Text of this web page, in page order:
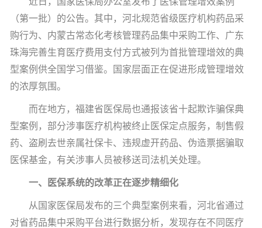
（第一批）的公告。其中，河北规范省级医疗机构药品采
购行为、内蒙古常态化考核管理药品集中采购工作、广东
珠海完善生育医疗费用支付方式被列为首批管理增效的典
型案例供全国学习借鉴。国家层面正在促进形成管理增效
的浓厚氛围。
而在地方，福建省医保局也通报该省十起欺诈骗保典
型案例，部分涉事医疗机构被终止医保定点服务，制售假
药、盗刷去世亲属社保卡、违规虚开药品、伪造票据骗取
医保基金，有关涉事人员被移送司法机关处理。
一、医保系统的改革正在逐步精细化
从国家医保局发布的三个典型案例来看，河北省通过
对省药品集中采购平台进行数据分析，发现存在不同医疗